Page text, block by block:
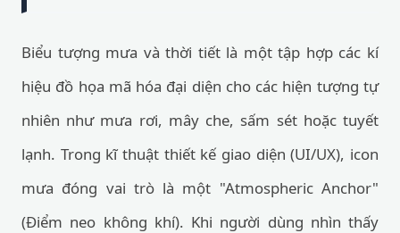
Biểu tượng mưa và thời tiết là một tập hợp các kí
hiệu đồ họa mã hóa đại diện cho các hiện tượng tự
nhiên như mưa rơi, mây che, sấm sét hoặc tuyết
lạnh. Trong kĩ thuật thiết kế giao diện (UI/UX), icon
mưa đóng vai trò là một "Atmospheric Anchor"
(Điểm neo không khí). Khi người dùng nhìn thấy